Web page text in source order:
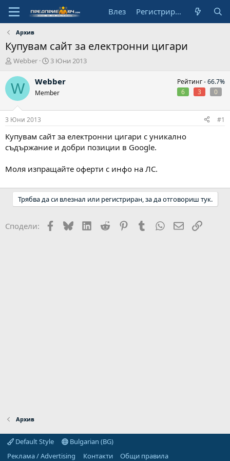
Влез Регистрирай се
Архив
Купувам сайт за електронни цигари
А
т
о
Webber
Н
ч
а
л
д
а
а
3 Юни 2013
W Webber
Member
Рейтинг -66.7%
6
3 0
3 Юни 2013 #1
Купувам сайт за електронни цигари с уникално
съдържание и добри позиции в Google.
Моля изпращайте оферти с инфо на ЛС.
Трябва да си влезнал или регистриран, за да отговориш тук.
Сподели: Facebook
BlueskyLinkedIn
Reddit PinterestTumblr WhatsApp
EmailLink
Архив
Default Style
Bulgarian (BG)
Реклама / Advertising
Контакти
Общи правила